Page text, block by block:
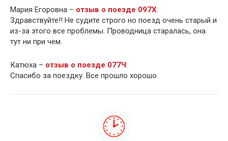
Мария Егоровна – отзыв о поезде 097Х:
Здравствуйте!! Не судите строго но поезд очень старый и
из-за этого все проблемы. Проводница старалась, она
тут ни при чем.
Катюха – отзыв о поезде 077Ч:
Спасибо за поездку. Все прошло хорошо.